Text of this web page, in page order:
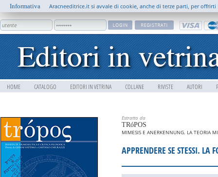
HOME CATALOGO EDITORI IN VETRINA COLLANE RIVISTE AUTORI
Informativa Aracneeditrice.it si avvale di cookie, anche di terze parti, per
Estratto da
TRóPOS
MIMESIS E ANERKENNUNG. LA TEORIA
APPRENDERE SE STESSI. LA